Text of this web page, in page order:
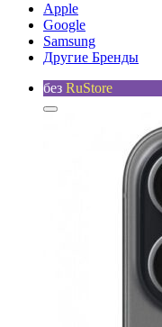
Apple
Google
Samsung
Другие Бренды
без RuStore